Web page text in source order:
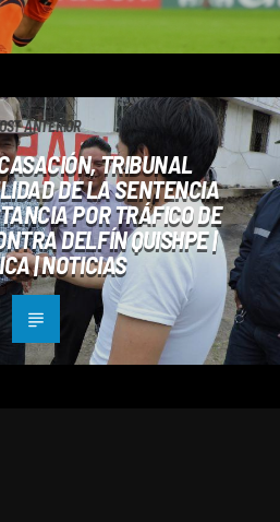
ANTERIOR
TRIBUNAL
DE LA SENTENCIA
POR TRÁFICO DE
DELFÍN QUISHPE |
| NOTICIAS